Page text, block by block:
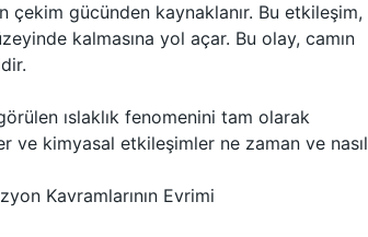
çekim gücünden kaynaklanır. Bu etkileşim,
kalmasına yol açar. Bu olay, camın
ıslaklık fenomenini tam olarak
ve kimyasal etkileşimler ne zaman ve nasıl
Kavramlarının Evrimi